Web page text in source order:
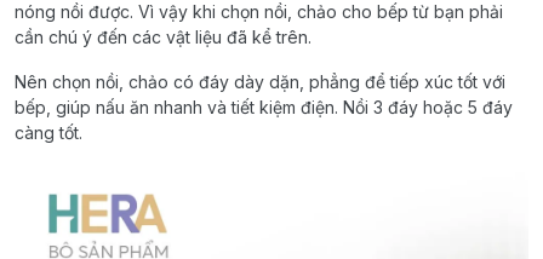
nóng nồi được. Vì vậy khi chọn nồi, chảo cho bếp từ bạn phải
cần chú ý đến các vật liệu đã kể trên.
Nên chọn nồi, chảo có đáy dày dặn, phẳng để tiếp xúc tốt với
bếp, giúp nấu ăn nhanh và tiết kiệm điện. Nồi 3 đáy hoặc 5 đáy
càng tốt.